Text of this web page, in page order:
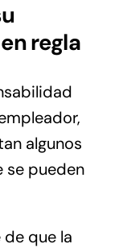
regla
algunos
se pueden
que la